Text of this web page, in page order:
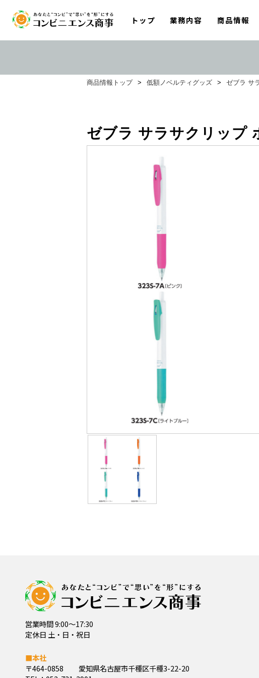
トップ 業務内容 商品情報
商品情報トップ > 低額ノベルティグッズ > ゼブラ サ
ゼブラ サラサクリップ
営業時間 9:00～17:30
定休日 土・日・祝日
■本社
〒464-0858
愛知県名古屋市千種区千種3-22-20